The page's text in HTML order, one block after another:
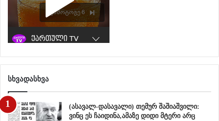
სხვადასხვა
(ასავალ-დასავალი) თემურ შაშიაშვილი:
ვინც ეს ჩაიდინა,ამაზე დიდი მტერი არც